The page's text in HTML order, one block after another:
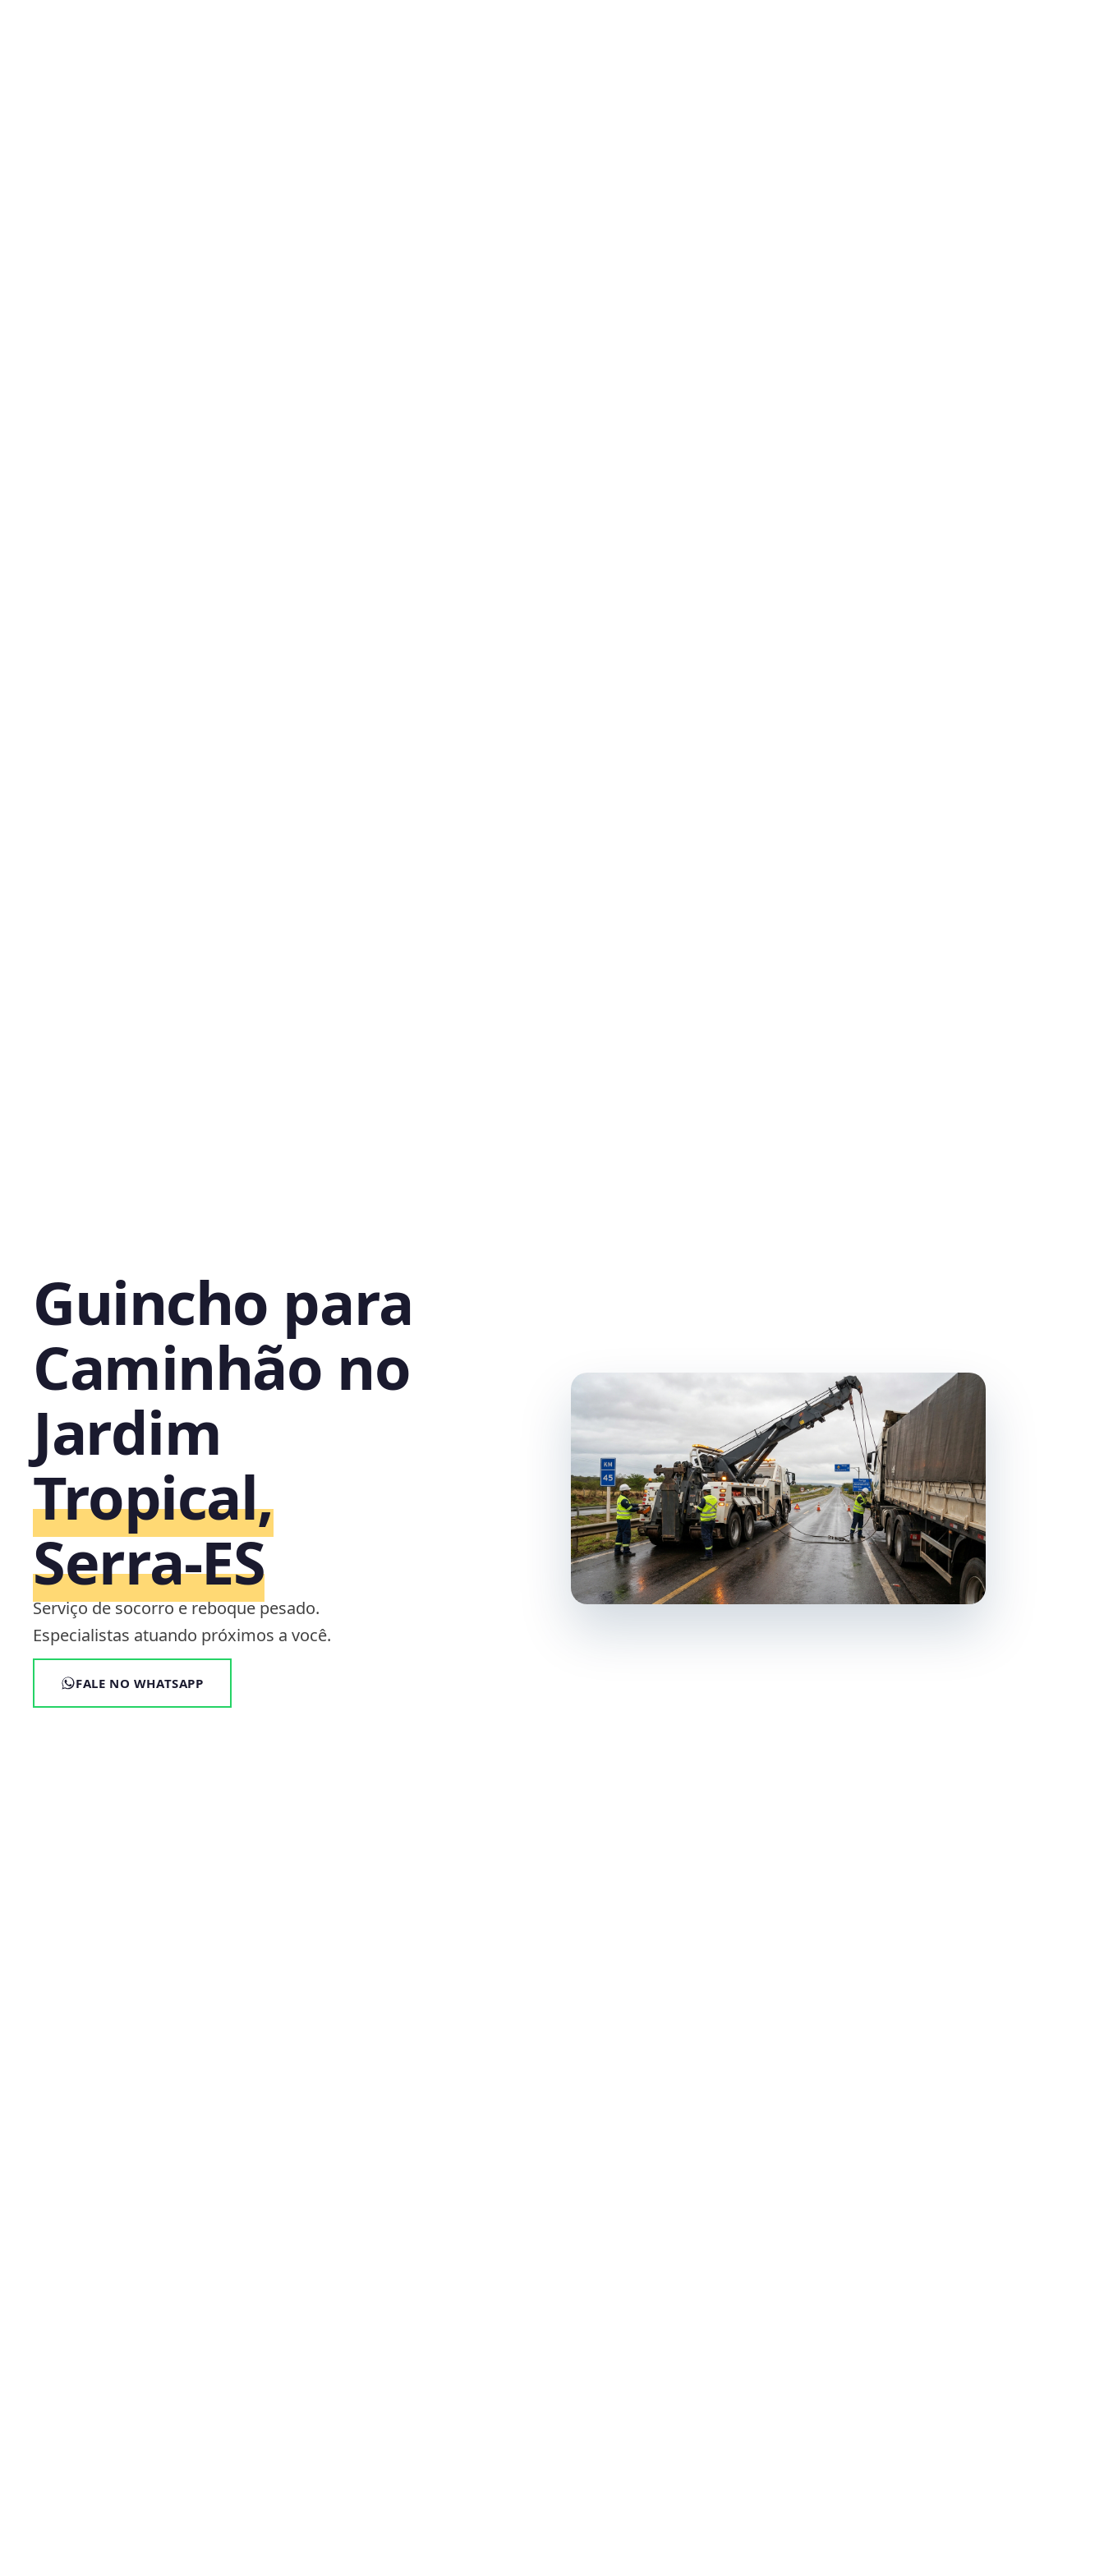
Guincho para
Caminhão no
Jardim
Tropical,
Serra‑ES
Serviço de socorro e reboque pesado.
Especialistas atuando próximos a você.
FALE NO WHATSAPP